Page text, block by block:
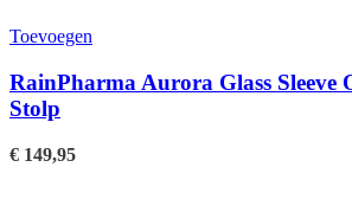
Toevoegen
RainPharma Aurora Glass Sleeve
Stolp
€ 149,95